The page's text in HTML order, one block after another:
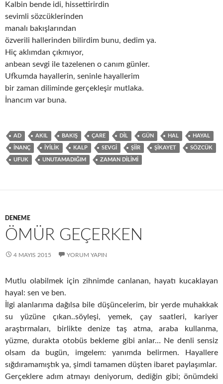
Kalbin bende idi, hissettirirdin
sevimli sözcüklerinden
manalı bakışlarından
özverili hallerinden bilirdim bunu, dedim ya.
Hiç aklımdan çıkmıyor,
anbean sevgi ile tazelenen o canım günler.
Ufkumda hayallerin, seninle hayallerim
bir zaman diliminde gerçekleşir mutlaka.
İnancım var buna.
AD AKIL BAKIŞ ÇARE DIL GÜN HAL HAYAL
INANÇ IYILIK KALP SEVGI ŞIIR ŞIKAYET SÖZCÜK
UFUK UNUTAMADIĞIM ZAMAN DILIMI
DENEME
ÖMÜR GEÇERKEN
4 MAYIS 2015 YORUM YAPIN
Mutlu olabilmek için zihnimde canlanan, hayatı kucaklayan
hayal: sen ve ben.
İlgi alanlarıma dağılsa bile düşüncelerim, bir yerde muhakkak
su yüzüne çıkan..söyleşi, yemek, çay saatleri, kariyer
araştırmaları, birlikte denize taş atma, araba kullanma,
yüzme, durakta otobüs bekleme gibi anlar… Ne denli sensiz
olsam da bugün, imgelem: yanımda belirmen. Hayallere
sığdıramamıştık ya, şimdi tamamen düşten ibaret paylaşımlar.
Gerçeklere adım atmayı deniyorum, dediğin gibi; önümdeki